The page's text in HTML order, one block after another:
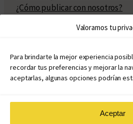
Valoramos tu
Para brindarte la mejor experiencia
recordar tus preferencias y mejorar la
aceptarlas, algunas opciones podrían
Aceptar
¿Cómo publicar con nosotros?
Políticas de publicación
Políticas de coedición
Atribuciones